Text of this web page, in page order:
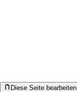
Diese Seite bearbeiten